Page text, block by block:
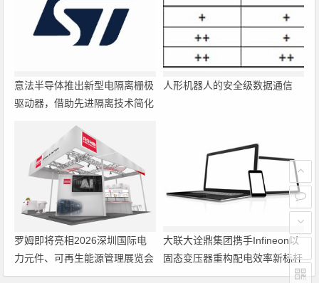
意法半导体推出新型电隔离栅极
驱动器，借助先进隔离技术简化
人形机器人的安全级数据通信
罗姆即将亮相2026深圳国际电
力元件、可再生能源管理展览会
暨研讨会
大联大诠鼎集团携手Infineon以
固态变压器重构配电效率新标杆